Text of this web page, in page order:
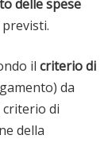
delle spese
ilcriterio di
da
criterio di
della